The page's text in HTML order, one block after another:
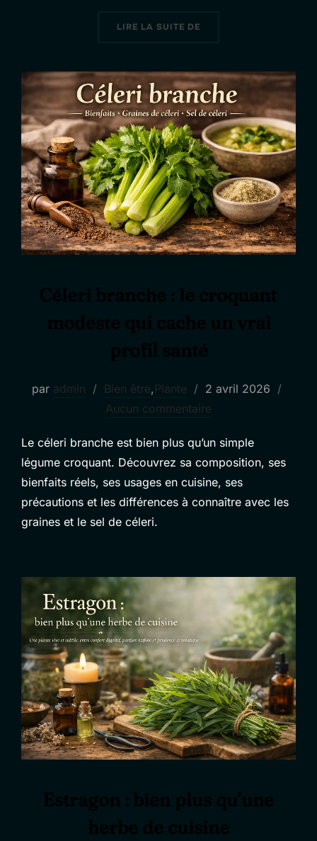
LIRE LA SUITE DE
par admin Bien être, Plante
Publié
le
2 avril 2026
Aucun commentaire
Le céleri branche est bien plus qu’un simple
légume croquant. Découvrez sa composition, ses
bienfaits réels, ses usages en cuisine, ses
précautions et les différences à connaître avec les
graines et le sel de céleri.